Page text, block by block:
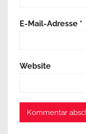
E-Mail-Adresse *
Website